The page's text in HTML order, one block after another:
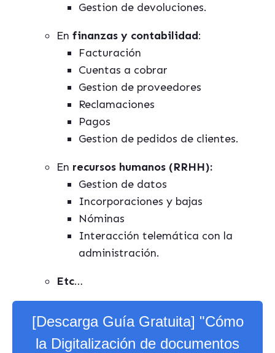
Gestion de devoluciones.
En finanzas y contabilidad:
Facturación
Cuentas a cobrar
Gestion de proveedores
Reclamaciones
Pagos
Gestion de pedidos de clientes.
En recursos humanos (RRHH):
Gestion de datos
Incorporaciones y bajas
Nóminas
Interacción telemática con la
administración.
Etc…
[Descarga Guía Gratuita] "Cómo
la Digitalización de documentos